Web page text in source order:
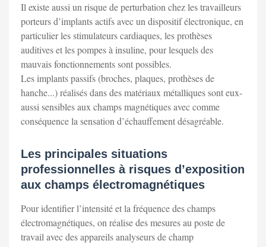
Il existe aussi un risque de perturbation chez les travailleurs
porteurs d’implants actifs avec un dispositif électronique, en
particulier les stimulateurs cardiaques, les prothèses
auditives et les pompes à insuline, pour lesquels des
mauvais fonctionnements sont possibles.
Les implants passifs (broches, plaques, prothèses de
hanche...) réalisés dans des matériaux métalliques sont eux-
aussi sensibles aux champs magnétiques avec comme
conséquence la sensation d’échauffement désagréable.
Les principales situations
professionnelles à risques d’exposition
aux champs électromagnétiques
Pour identifier l’intensité et la fréquence des champs
électromagnétiques, on réalise des mesures au poste de
travail avec des appareils analyseurs de champ